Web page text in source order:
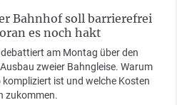
Bahnhof soll barrierefrei
es noch hakt
am Montag über den
zweier Bahngleise. Warum
kompliziert ist und welche Kosten
zukommen.